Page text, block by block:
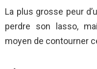
La plus grosse peur
perdre son lasso,
moyen de contourner